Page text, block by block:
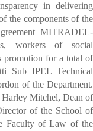
in delivering
the components of the
MITRADEL-
workers of social
promotion for a total of
Sub IPEL Technical
of the Department.
Harley Mitchel, Dean of
of the School of
Faculty of Law of the